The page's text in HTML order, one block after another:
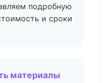
подробную
и сроки
материалы